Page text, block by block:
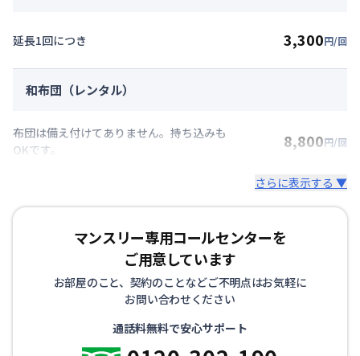
延長1回につき 3,300円/回
和布団（レンタル）
布団は備え付けてありません。持ち込みも
OKです。
8,800円/回
さらに表示する ▼
マンスリー専用コールセンターを
ご用意しています
お部屋のこと、契約のことなどご不明点はお気軽に
お問い合わせください
通話料無料で安心サポート